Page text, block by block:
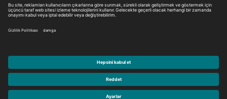
Purchase GTC - English (PDF)
© 2026 Niterra. Her hakkı saklıdır.